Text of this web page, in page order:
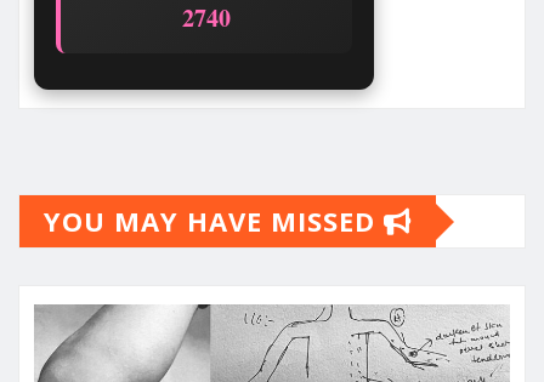
2740
YOU MAY HAVE MISSED